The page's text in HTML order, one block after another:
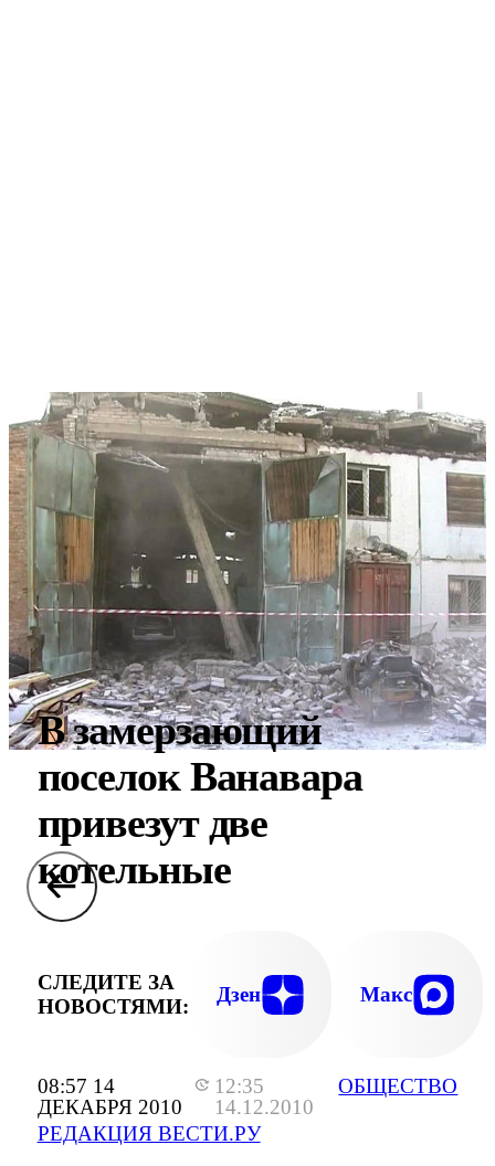
08:57 14
ДЕКАБРЯ 2010
12:35
14.12.2010
РЕДАКЦИЯ ВЕСТИ.РУ
ОБЩЕСТВО
В замерзающий
поселок Ванавара
привезут две
котельные
СЛЕДИТЕ ЗА
НОВОСТЯМИ:
Дзен Макс